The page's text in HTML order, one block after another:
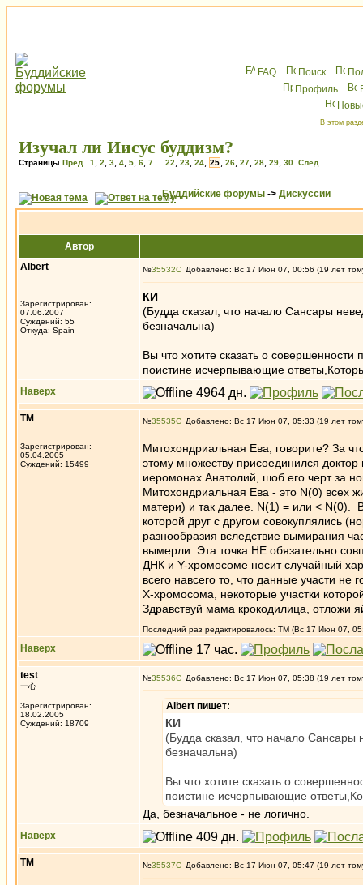
FAQ Поиск
Профиль
В этом
Изучал ли Иисус буддизм?
Страницы Пред. 1 2 3 4 5 6 7 22 23 24 25 26 27 28 29 30 След.
Буддийские форумы -> Дискуссии
Автор
Albert
Зарегистрирован:
07.06.2007
Суждений: 55
Откуда: Spain
№35532 Добавлено: Вс 17 Июн 07, 00:56 (19 лет
КИ
(Будда сказал, что начало Сансары
безначальна)
Вы что хотите сказать о
поистине исчерпывающие
Наверх
ТМ
Зарегистрирован:
05.04.2005
Суждений: 15499
№35535 Добавлено: Вс 17 Июн 07, 05:33 (19 лет
Митохондриальная Ева, говорите? За
этому множеству присоединился
иеромонах Анатолий, шоб его черт за
Митохондриальная Ева - это N(0) всех
матери) и так далее. N(1) = или < N(0).
которой друг с другом совокуплялись
разнообразия вследствие вымирания
вымерли. Эта точка НЕ обязательно
ДНК и Y-хромосоме носит случайный
всего навсего то, что данные участи
X-хромосома, некоторые участки
Здравствуй мама крокодилица, отложи
Последний раз редактировалось: ТМ (Вс 17 Июн 07,
Наверх
test
一心
Зарегистрирован:
18.02.2005
Суждений: 18709
№35536 Добавлено: Вс 17 Июн 07, 05:38 (19 лет
Albert пишет:
КИ
(Будда сказал, что начало
безначальна)
Вы что хотите сказать о
поистине исчерпывающие
Да, безначальное - не логично.
Наверх
ТМ №35537 Добавлено: Вс 17 Июн 07, 05:47 (19 лет